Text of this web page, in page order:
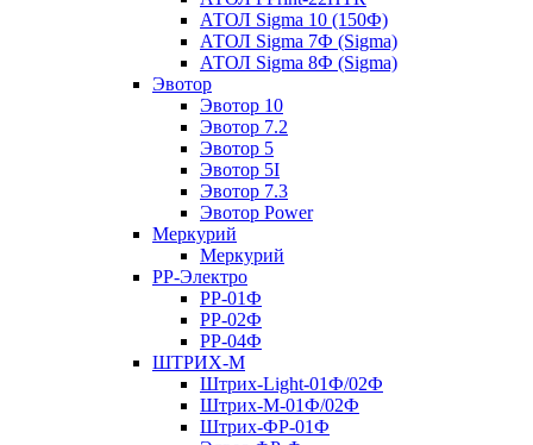
АТОЛ Sigma 10 (150Ф)
АТОЛ Sigma 7Ф (Sigma)
АТОЛ Sigma 8Ф (Sigma)
Эвотор
Эвотор 10
Эвотор 7.2
Эвотор 5
Эвотор 5I
Эвотор 7.3
Эвотор Power
Меркурий
Меркурий
РР-Электро
РР-01Ф
РР-02Ф
РР-04Ф
ШТРИХ-М
Штрих-Light-01Ф/02Ф
Штрих-М-01Ф/02Ф
Штрих-ФР-01Ф